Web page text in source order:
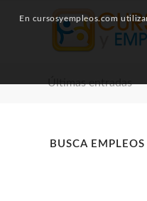
Últimas entradas
BUSCA
En cursosyempleos.com